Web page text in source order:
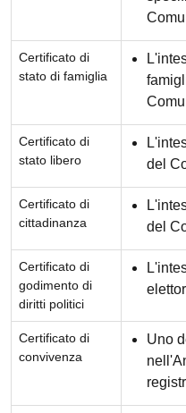
Certificato di
stato di famiglia
Certificato di
stato libero
del
Certificato di
cittadinanza
del
Certificato di
godimento di
diritti politici
Certificato di
convivenza
Uno